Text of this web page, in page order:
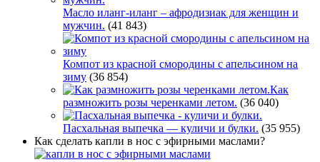
Масло иланг-иланг – афродизиак для женщин и
мужчин. (41 843)
Компот из красной смородины с апельсином на
зиму (36 854)
Как
размножить розы черенками летом. (36 040)
Пасхальная выпечка — куличи и булки. (35 955)
Как сделать капли в нос с эфирными маслами?